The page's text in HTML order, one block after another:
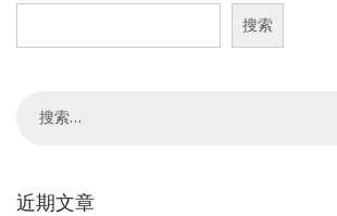
日
搜索
果
近期文章